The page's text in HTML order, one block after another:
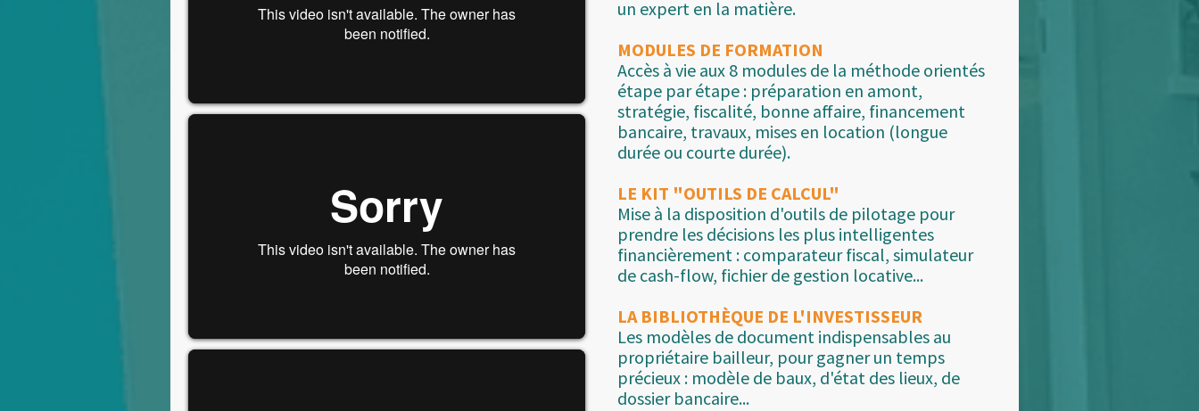
un expert en la matière.
MODULES DE FORMATION
Accès à vie aux 8 modules de la méthode orientés
étape par étape : préparation en amont,
stratégie, fiscalité, bonne affaire, financement
bancaire, travaux, mises en location (longue
durée ou courte durée).
LE KIT "OUTILS DE CALCUL"
Mise à la disposition d'outils de pilotage pour
prendre les décisions les plus intelligentes
financièrement : comparateur fiscal, simulateur
de cash-flow, fichier de gestion locative...
LA BIBLIOTHÈQUE DE L'INVESTISSEUR
Les modèles de document indispensables au
propriétaire bailleur, pour gagner un temps
précieux : modèle de baux, d'état des lieux, de
dossier bancaire...